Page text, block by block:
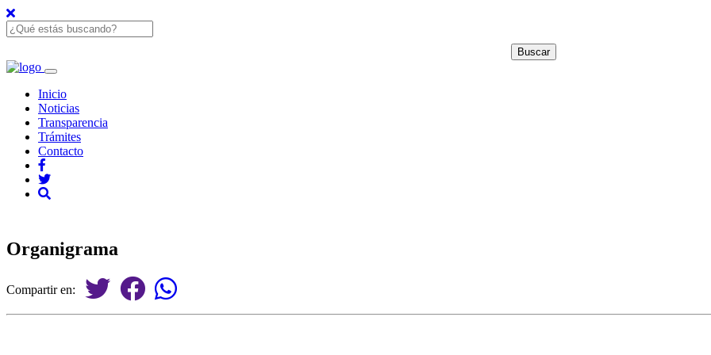
Inicio
Noticias
Transparencia
Trámites
Contacto
Organigrama
Compartir en: